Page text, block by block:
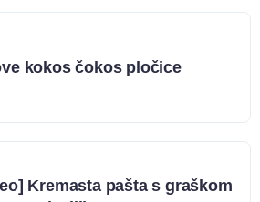
kokos čokos pločice
Kremasta pašta s graškom